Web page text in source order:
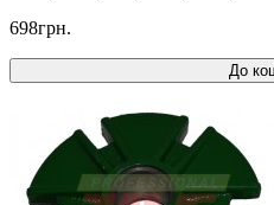
698грн.
До